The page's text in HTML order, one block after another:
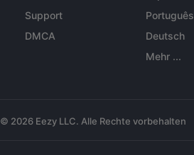
Support
DMCA
Português
Deutsch
Mehr ...
© 2026 Eezy LLC. Alle Rechte vorbehalten